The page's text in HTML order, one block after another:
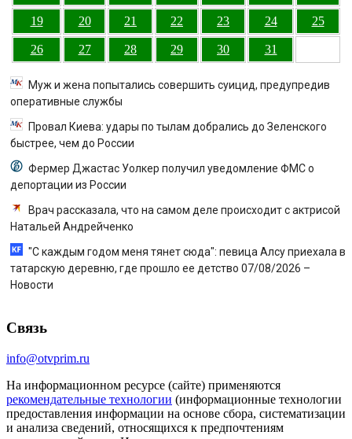
19 20 21 22 23 24 25
26 27 28 29 30 31
Муж и жена попытались совершить суицид, предупредив
оперативные службы
Провал Киева: удары по тылам добрались до Зеленского
быстрее, чем до России
Фермер Джастас Уолкер получил уведомление ФМС о
депортации из России
Врач рассказала, что на самом деле происходит с актрисой
Натальей Андрейченко
"С каждым годом меня тянет сюда": певица Алсу приехала в
татарскую деревню, где прошло ее детство 07/08/2026 –
Новости
Связь
info@otvprim.ru
На информационном ресурсе (сайте) применяются
рекомендательные технологии (информационные технологии
предоставления информации на основе сбора, систематизации
и анализа сведений, относящихся к предпочтениям